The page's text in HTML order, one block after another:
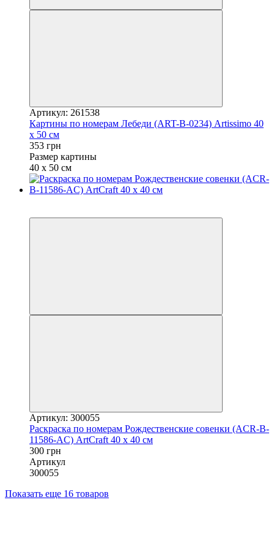
Артикул: 261538
Картины по номерам Лебеди (ART-B-0234) Artissimo 40
х 50 см
353 грн
Размер картины
40 х 50 см
Артикул: 300055
Раскраска по номерам Рождественские совенки (ACR-B-
11586-AC) ArtCraft 40 х 40 см
300 грн
Артикул
300055
Показать еще 16 товаров